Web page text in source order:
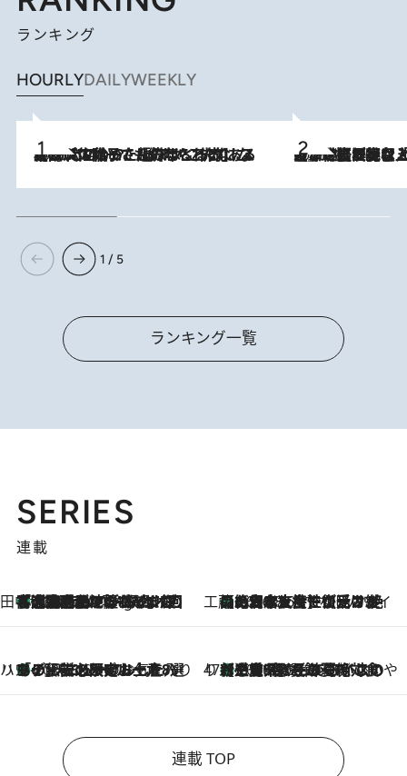
ランキング
HOURLYDAILYWEEKLY
2026.8.5
【阿川佐和子さんの年とる力】なぜ70代で始めた趣味は“こんなに楽しい”のか？ ピアノ、俳句…スランプに陥っても続けられる“ある秘訣”とは 2026.8.5
【なぜ吉沢亮は「気配を消せる」のか？】興行収入208億の『国宝』を経て挑むミュージカル『ディア・エヴァン・ハンセン』。トップ俳優が舞台上でさらけ出した“孤独”とは
1 / 5
ランキング一覧
SERIES
連載
田中稲の勝手に再ブーム
50 Minutes Ago
「湘南乃風に憧れて」観客大盛上がりの“タオル回し”に、ラッパー顔負けの高速歌唱まで…さだまさし（74）のアグレッシブすぎる現在地 工藤まやのおもてなしハワイ
2026.8.6
【ハワイ土産】ローカルの絶大な支持で復活！ 絶品の幻クッキー《元ファンの日本人女性が受け継いだ名店》
ハワイ賢者 リサのお気に入りリスト2026.8.6
あの伝説の限定トートも！ リニューアルした「ディーン＆デルーカ ハワイ」で必須のお土産8選 47都道府県の手みやげ ひんやりスイーツで夏を満喫
2026.8.6
【三重県】この夏絶対食べたい 冷やしておいしいおやつ3選 お餅×アイスの新感覚スイーツ
連載 TOP